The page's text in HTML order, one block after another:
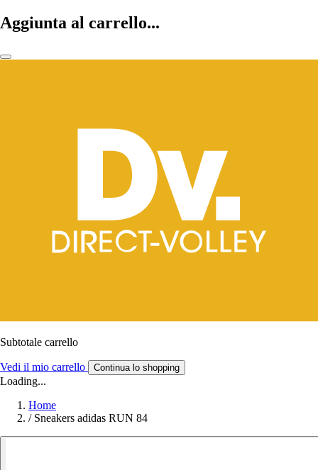
Aggiunta al carrello...
Subtotale carrello
Vedi il mio carrello Continua lo shopping
Loading...
Home
/ Sneakers adidas RUN 84